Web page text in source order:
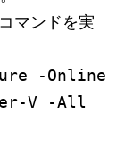
マンドを実
-Online
V -All